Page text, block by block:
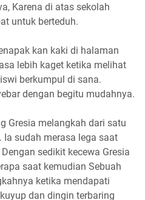
Karena di atas sekolah
untuk berteduh.
kan kaki di halaman
lebih kaget ketika melihat
berkumpul di sana.
dengan begitu mudahnya.
Gresia melangkah dari satu
sudah merasa lega saat
sedikit kecewa Gresia
saat kemudian Sebuah
ketika mendapati
dan dingin terbaring